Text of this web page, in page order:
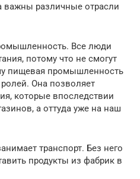
важны различные отрасли
Все люди
потому что не смогут
пищевая промышленность
Она позволяет
которые впоследствии
а оттуда уже на наш
транспорт. Без него
продукты из фабрик в